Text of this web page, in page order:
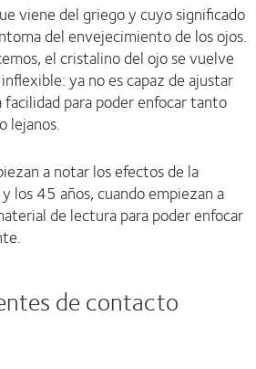
viene del griego y cuyo significado
del envejecimiento de los ojos.
el cristalino del ojo se vuelve
ya no es capaz de ajustar
facilidad para poder enfocar tanto
lejanos.
a notar los efectos de la
los 45 años, cuando empiezan a
de lectura para poder enfocar
de contacto